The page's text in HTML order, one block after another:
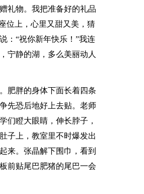
礼物。我把准备好的礼品
位上，心里又甜又美，猜
：“祝你新年快乐！”我连
宁静的湖，多么美丽动人
肥胖的身体下面长着四条
先恐后地好上去贴。老师
们瞪大眼睛，伸长脖子，
子上，教室里不时爆发出
来。张晶解下围巾，看到
前贴尾巴肥猪的尾巴一会